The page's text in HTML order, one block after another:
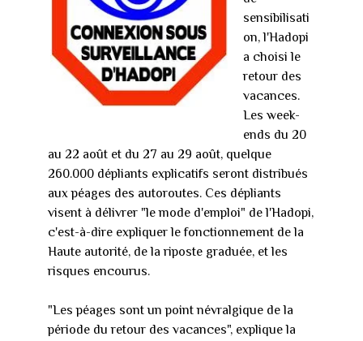
sensibilisati
on, l'Hadopi
a choisi le
retour des
vacances.
Les week-
ends du 20
au 22 août et du 27 au 29 août, quelque
260.000 dépliants explicatifs seront distribués
aux péages des autoroutes. Ces dépliants
visent à délivrer "le mode d'emploi" de l'Hadopi,
c'est-à-dire expliquer le fonctionnement de la
Haute autorité, de la riposte graduée, et les
risques encourus.
"Les péages sont un point névralgique de la
période du retour des vacances", explique la